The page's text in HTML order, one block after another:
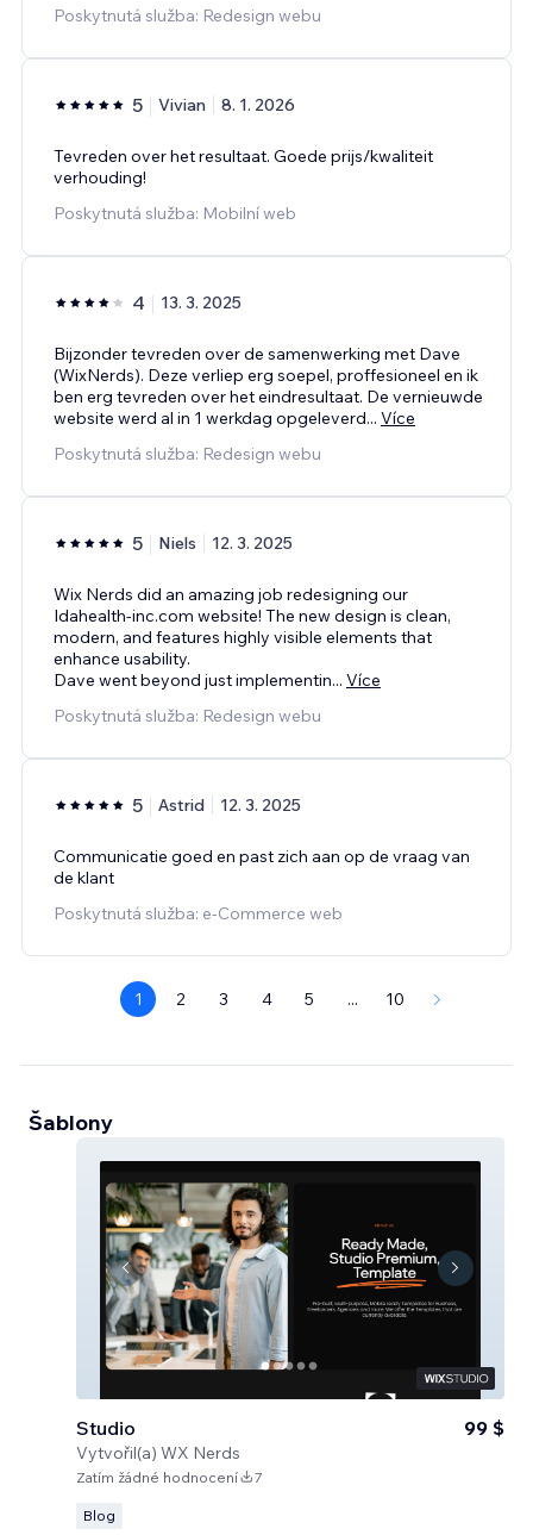
Poskytnutá služba: Redesign webu
5 Vivian 8. 1. 2026
Tevreden over het resultaat. Goede prijs/kwaliteit
verhouding!
Poskytnutá služba: Mobilní web
4 13. 3. 2025
Bijzonder tevreden over de samenwerking met Dave
(WixNerds). Deze verliep erg soepel, proffesioneel en ik
ben erg tevreden over het eindresultaat. De vernieuwde
website werd al in 1 werkdag opgeleverd... Více
Poskytnutá služba: Redesign webu
5 Niels 12. 3. 2025
Wix Nerds did an amazing job redesigning our
Idahealth-inc.com website! The new design is clean,
modern, and features highly visible elements that
enhance usability.
Dave went beyond just implementin... Více
Poskytnutá služba: Redesign webu
5 Astrid 12. 3. 2025
Communicatie goed en past zich aan op de vraag van
de klant
Poskytnutá služba: e‑Commerce web
1 2 3 4 5 ... 10
Šablony
Studio
Vytvořil(a) WX Nerds
99 $
Zatím žádné hodnocení 7
Blog